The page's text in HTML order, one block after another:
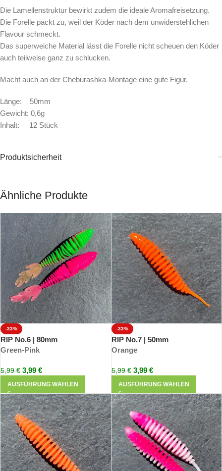
Die Lamellenstruktur bewirkt zudem die ideale Aromafreisetzung.
Die Forelle packt zu, weil der Köder nach dem unwiderstehlichen
Flavour schmeckt.
Das superweiche Material lässt die Forelle nicht scheuen den Köder
auch teilweise ganz zu schlucken.
Macht auch an der Cheburashka-Montage eine gute Figur.
Länge: 50mm
Gewicht: 0,6g
Inhalt: 12 Stück
Produktsicherheit
Ähnliche Produkte
-33%
RIP No.6 | 80mm
Green-Pink
5,99€ 3,99 €
AUSFÜHRUNG WÄHLEN
-33%
RIP No.7 | 50mm
Orange
5,99€ 3,99 €
AUSFÜHRUNG WÄHLEN